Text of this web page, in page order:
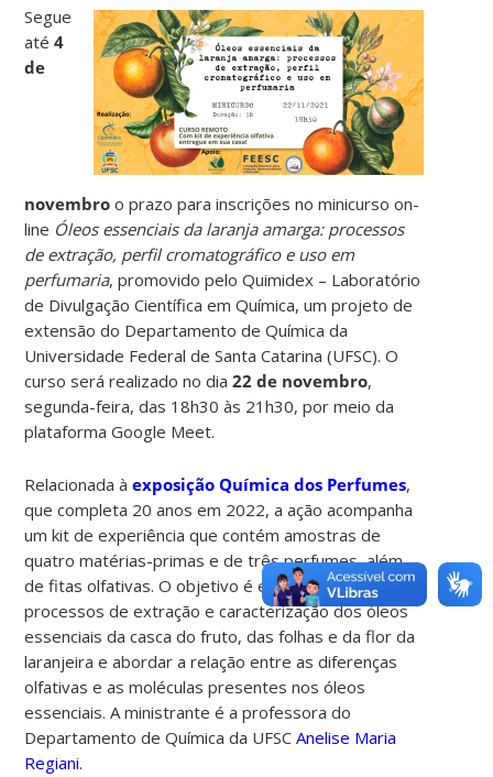
Segue
até4
de
novembroo prazo para inscrições no minicurso on-
line Óleos essenciais da laranja amarga: processos
de extração, perfil cromatográfico e uso em
perfumaria, promovido pelo Quimidex – Laboratório
de Divulgação Científica em Química, um projeto de
extensão do Departamento de Química da
Universidade Federal de Santa Catarina (UFSC). O
curso será realizado no dia22 de novembro,
segunda-feira, das 18h30 às 21h30, por meio da
plataforma Google Meet.
Relacionada àexposição Química dos Perfumes,
que completa 20 anos em 2022, a ação acompanha
um kit de experiência que contém amostras de
quatro matérias-primas e de três perfumes, além
de fitas olfativas. O objetivo é ensinar sobre os
processos de extração e caracterização dos óleos
essenciais da casca do fruto, das folhas e da flor da
laranjeira e abordar a relação entre as diferenças
olfativas e as moléculas presentes nos óleos
essenciais. A ministrante é a professora do
Departamento de Química da UFSCAnelise Maria
Regiani.